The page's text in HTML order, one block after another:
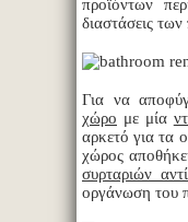
προϊόντων
διαστάσεις
Για να
χώρο με μία
αρκετό για τα
χώρος
συρταριών
οργάνωση του